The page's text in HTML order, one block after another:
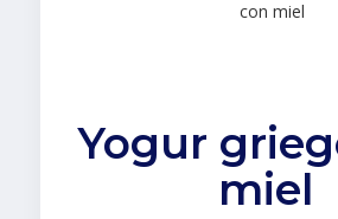
Yogur
miel